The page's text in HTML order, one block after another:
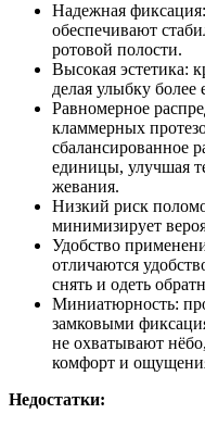
Надежная
обеспечивают
ротовой полости.
Высокая эстетика:
делая улыбку более
Равномерное
кламмерных
сбалансированное
единицы, улучшая
жевания.
Низкий риск
минимизирует
Удобство
отличаются
снять и одеть
Миниатюрность:
замковыми
не охватывают
комфорт и
Недостатки: